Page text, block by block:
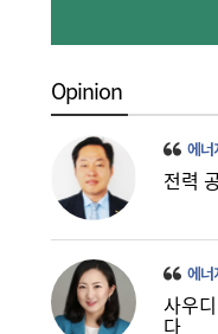
16:32
[금융권 풍향
업은행, 비대
Opinion
에너
전력
에너
사우
다